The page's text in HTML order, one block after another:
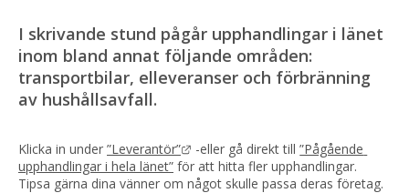
I skrivande stund pågår upphandlingar i länet
inom bland annat följande områden:
transportbilar, elleveranser och förbränning
av hushållsavfall.
Klicka in under ”Leverantör” Länk till annan webbplats.
-eller gå direkt till ”Pågående
upphandlingar i hela länet” för att hitta fler upphandlingar.
Tipsa gärna dina vänner om något skulle passa deras företag.